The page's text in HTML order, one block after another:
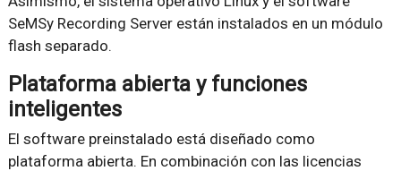
SeMSy Recording Server están instalados en un módulo
flash separado.
Plataforma abierta y funciones
inteligentes
El software preinstalado está diseñado como
plataforma abierta. En combinación con las licencias